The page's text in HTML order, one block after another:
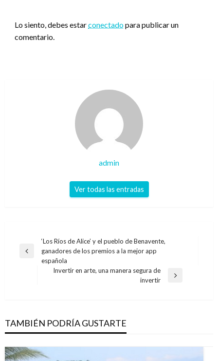
Lo siento, debes estarconectadopara publicar un
comentario.
admin
Ver todas las entradas
Navegación
de
entradas
Entrada
‘Los Ríos de Alice’ y el pueblo de Benavente,
ganadores de los premios a la mejor app
española
Invertir en arte, una manera segura de
invertir
TAMBIÉN PODRÍA GUSTARTE